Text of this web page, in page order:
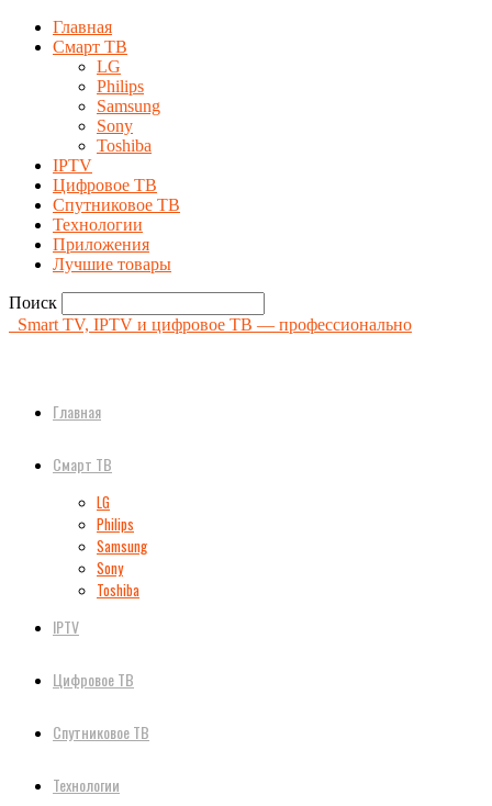
Главная
Смарт ТВ
LG
Philips
Samsung
Sony
Toshiba
IPTV
Цифровое ТВ
Спутниковое ТВ
Технологии
Приложения
Лучшие товары
Поиск
Smart TV, IPTV и цифровое ТВ — профессионально
Главная
Смарт ТВ
LG
Philips
Samsung
Sony
Toshiba
IPTV
Цифровое ТВ
Спутниковое ТВ
Технологии